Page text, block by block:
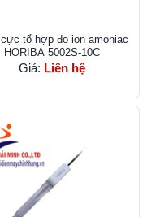
tổ hợp đo ion amoniac
HORIBA 5002S-10C
Giá: Liên hệ